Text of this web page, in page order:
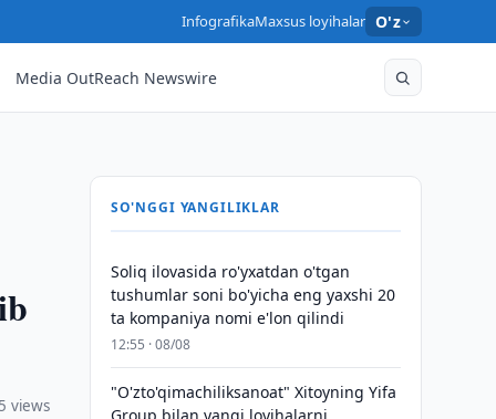
InfografikaMaxsus loyihalar O'z
Media OutReach Newswire
views
SO'NGGI YANGILIKLAR
Soliq ilovasida ro'yxatdan o'tgan
tushumlar soni bo'yicha eng yaxshi 20
ta kompaniya nomi e'lon qilindi
12:55 · 08/08
"O'zto'qimachiliksanoat" Xitoyning Yifa